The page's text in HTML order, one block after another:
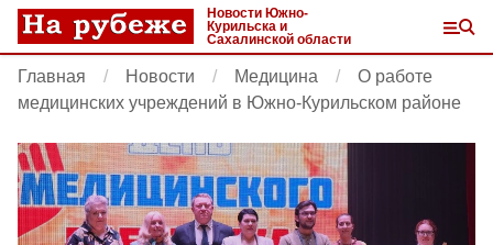
Новости Южно-
Курильска и
Сахалинской области
Главная Новости Медицина
О работе
медицинских учреждений в Южно-Курильском районе